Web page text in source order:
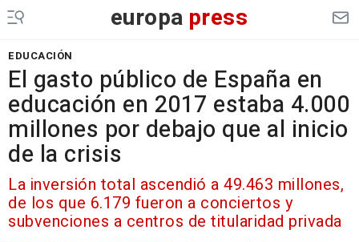
europa press
EDUCACIÓN
El gasto público de España en
educación en 2017 estaba 4.000
millones por debajo que al inicio
de la crisis
La inversión total ascendió a 49.463 millones,
de los que 6.179 fueron a conciertos y
subvenciones a centros de titularidad privada